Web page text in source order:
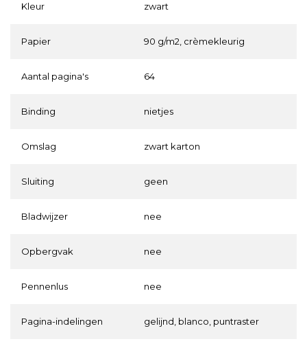
Kleur zwart
Papier 90 g/m2, crèmekleurig
Aantal pagina's 64
Binding nietjes
Omslag zwart karton
Sluiting geen
Bladwijzer nee
Opbergvak nee
Pennenlus nee
Pagina-indelingen gelijnd, blanco, puntraster